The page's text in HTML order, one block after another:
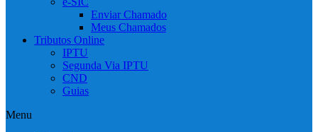
Enviar Chamado
Meus Chamados
Tributos Online
IPTU
Segunda Via IPTU
CND
Guias
Menu